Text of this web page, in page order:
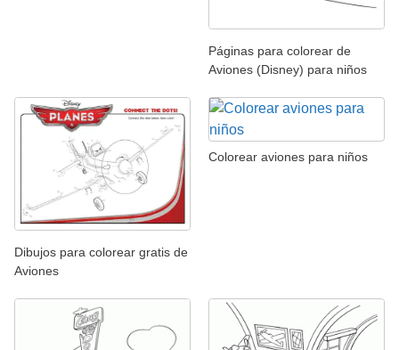
Páginas para colorear de
Aviones (Disney) para niños
Dibujos para colorear gratis de
Aviones
Colorear aviones para niños